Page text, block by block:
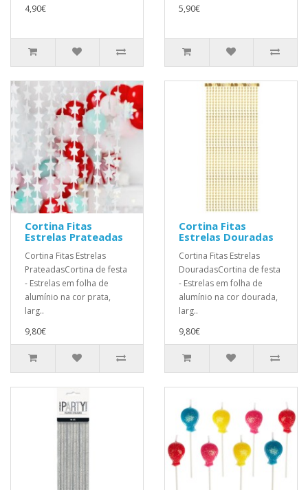
4,90€
5,90€
Cortina Fitas
Estrelas Prateadas
Cortina Fitas Estrelas
PrateadasCortina de festa
- Estrelas em folha de
alumínio na cor prata,
larg..
9,80€
Cortina Fitas
Estrelas Douradas
Cortina Fitas Estrelas
DouradasCortina de festa
- Estrelas em folha de
alumínio na cor dourada,
larg..
9,80€